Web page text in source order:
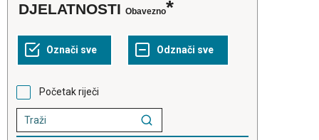
DJELATNOSTI Obavezno
Početak riječi